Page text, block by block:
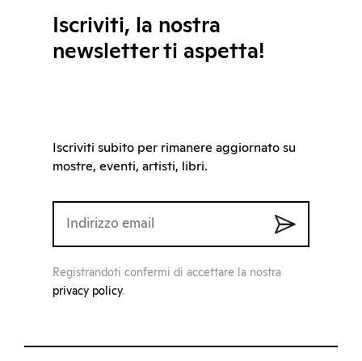
Iscriviti, la nostra
newsletter ti aspetta!
Iscriviti subito per rimanere aggiornato su
mostre, eventi, artisti, libri.
Registrandoti confermi di accettare la nostra
privacy policy.